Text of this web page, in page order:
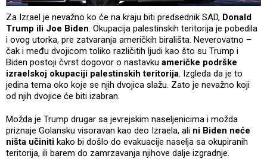
Za Izrael je nevažno ko će na kraju biti predsednik SAD, Donald
Trump ili Joe Biden. Okupacija palestinskih teritorija je pobedila
i ovog utorka, pre zatvaranja američkih birališta. Neverovatno –
čak i među dvojicom toliko različitih ljudi kao što su Trump i
Biden postoji čvrst dogovor o nastavku američke podrške
izraelskoj okupaciji palestinskih teritorija. Izgleda da je to
jedina tema oko koje se njih dvojica slažu. Zato je nevažno koji
od njih dvojice će biti izabran.
Možda je Trump drugar sa jevrejskim naseljenicima i možda
priznaje Golansku visoravan kao deo Izraela, ali ni Biden neće
ništa učiniti kako bi došlo do evakuacije naselja sa okupiranih
teritorija, ili barem do zamrzavanja njihove dalje izgradnje.